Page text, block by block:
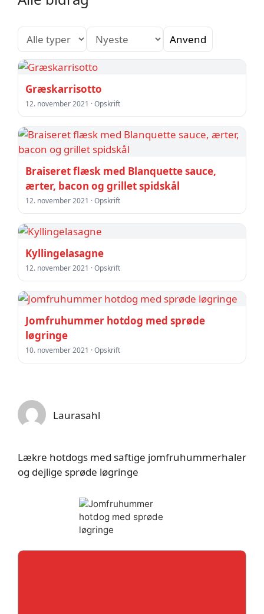
Anvend
Græskarrisotto
12. november 2021 · Opskrift
Braiseret flæsk med Blanquette sauce,
ærter, bacon og grillet spidskål
12. november 2021 · Opskrift
Kyllingelasagne
12. november 2021 · Opskrift
Jomfruhummer hotdog med sprøde
løgringe
10. november 2021 · Opskrift
Laurasahl
Lækre hotdogs med saftige jomfruhummerhaler
og dejlige sprøde løgringe